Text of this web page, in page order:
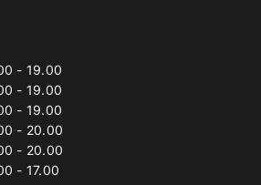
- 19.00
- 19.00
- 19.00
- 20.00
- 20.00
- 17.00